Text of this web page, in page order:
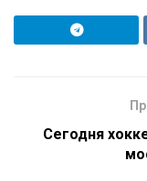
Сегодня